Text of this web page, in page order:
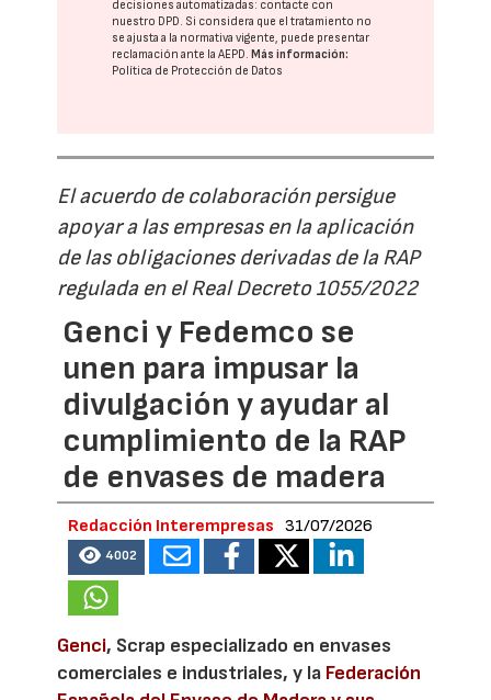
decisiones automatizadas: contacte con
nuestro DPD. Si considera que el tratamiento no
se ajusta a la normativa vigente, puede presentar
reclamación ante laAEPD.Más información:
Política de Protección de Datos
El acuerdo de colaboración persigue
apoyar a las empresas en la aplicación
de las obligaciones derivadas de la RAP
regulada en el Real Decreto 1055/2022
Genci y Fedemco se
unen para impusar la
divulgación y ayudar al
cumplimiento de la RAP
de envases de madera
Redacción Interempresas 31/07/2026
4002
Genci, Scrap especializado en envases
comerciales e industriales, y la Federación